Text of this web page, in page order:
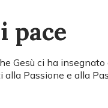
pace
Gesù ci ha insegnato
Passione e alla